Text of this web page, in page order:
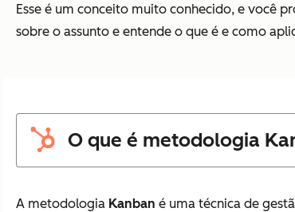
Esse é um conceito muito conhecido, e você
sobre o assunto e entende o que é e como
O que é metodologia
A metodologia Kanban é uma técnica de